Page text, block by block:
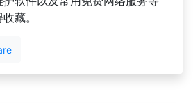
藏。